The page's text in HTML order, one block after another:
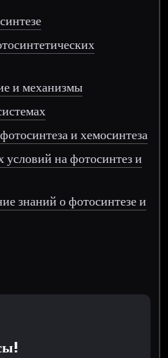
и механизмы
и хемосинтеза
на фотосинтез и
знаний о фотосинтезе и